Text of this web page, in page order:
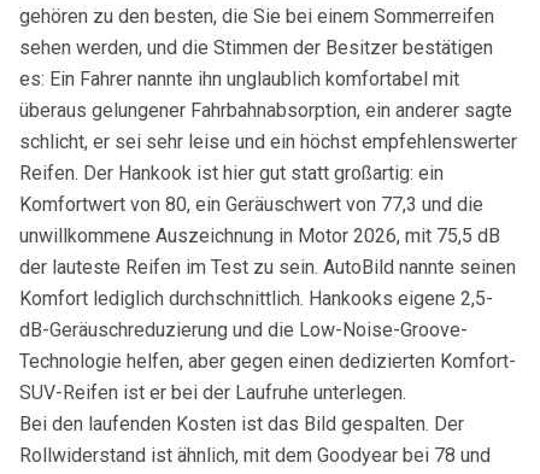
gehören zu den besten, die Sie bei einem Sommerreifen
sehen werden, und die Stimmen der Besitzer bestätigen
es: Ein Fahrer nannte ihn unglaublich komfortabel mit
überaus gelungener Fahrbahnabsorption, ein anderer sagte
schlicht, er sei sehr leise und ein höchst empfehlenswerter
Reifen. Der Hankook ist hier gut statt großartig: ein
Komfortwert von 80, ein Geräuschwert von 77,3 und die
unwillkommene Auszeichnung in Motor 2026, mit 75,5 dB
der lauteste Reifen im Test zu sein. AutoBild nannte seinen
Komfort lediglich durchschnittlich. Hankooks eigene 2,5-
dB-Geräuschreduzierung und die Low-Noise-Groove-
Technologie helfen, aber gegen einen dedizierten Komfort-
SUV-Reifen ist er bei der Laufruhe unterlegen.
Bei den laufenden Kosten ist das Bild gespalten. Der
Rollwiderstand ist ähnlich, mit dem Goodyear bei 78 und